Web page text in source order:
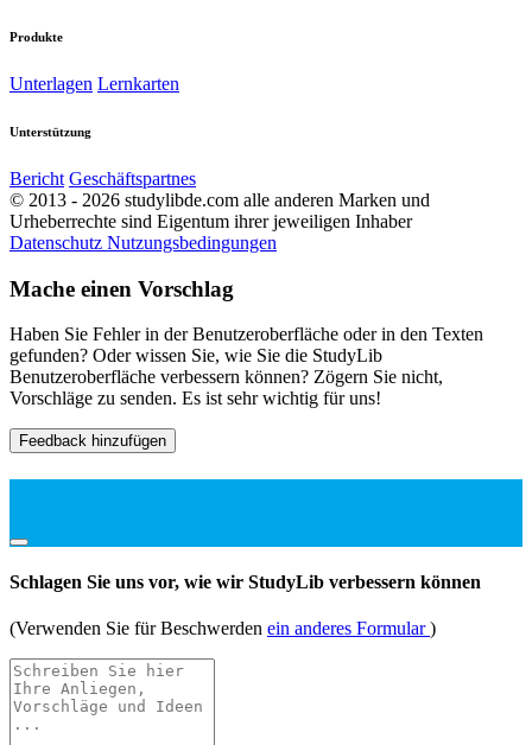
Produkte
Unterlagen Lernkarten
Unterstützung
Bericht Geschäftspartnes
© 2013 - 2026 studylibde.com alle anderen Marken und
Urheberrechte sind Eigentum ihrer jeweiligen Inhaber
Datenschutz Nutzungsbedingungen
Mache einen Vorschlag
Haben Sie Fehler in der Benutzeroberfläche oder in den Texten
gefunden? Oder wissen Sie, wie Sie die StudyLib
Benutzeroberfläche verbessern können? Zögern Sie nicht,
Vorschläge zu senden. Es ist sehr wichtig für uns!
Feedback hinzufügen
Schlagen Sie uns vor, wie wir StudyLib verbessern können
(Verwenden Sie für Beschwerden ein anderes Formular)